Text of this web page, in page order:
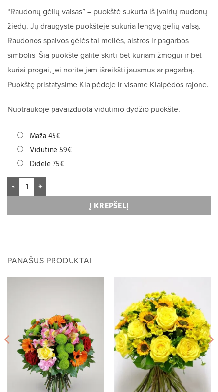
“Raudonų gėlių valsas” – puokštė sukurta iš įvairių raudonų
žiedų. Jų draugystė puokštėje sukuria lengvą gėlių valsą.
Raudonos spalvos gėlės tai meilės, aistros ir pagarbos
simbolis. Šią puokštę galite skirti bet kuriam žmogui ir bet
kuriai progai, jei norite jam išreikšti jausmus ar pagarbą.
Puokštę pristatysime Klaipėdoje ir visame Klaipėdos rajone.
Nuotraukoje pavaizduota vidutinio dydžio puokštė.
Maža 45€
Vidutinė 59€
Didelė 75€
Į KREPŠELĮ
PANAŠŪS PRODUKTAI